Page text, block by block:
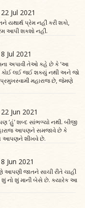
22 Jul 2021
યથાર્થ પ્રેમ નહીં કરી શકો,
આપી શકશો નહીં.
8 Jul 2021
અપાવી તેઓ કહે છે કે ‘આ
કોઈ લઈ જઈ શક્યું નથી અને જો
પ્રમુખસ્વામી મહારાજ છે, જેમણે
22 Jun 2021
‘હું’ શબ્દ સાંભળ્યો નથી. બીજી
આપણને સમજાવે છે કે
આપણને શીખવે છે.
8 Jun 2021
જાતને સાચી રીતે ચાહી
શું નો શું માની બેસે છે. ક્યારેક આ